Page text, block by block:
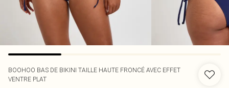
BOOHOO BAS DE BIKINI TAILLE HAUTE FRONCÉ AVEC EFFET
VENTRE PLAT